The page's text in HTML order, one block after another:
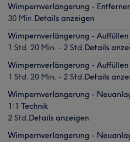
Wimpernverlängerung -
30 Min.Details anzeigen
Wimpernverlängerung - Auffüllen
1 Std. 20 Min. - 2 Std.Details
Wimpernverlängerung - Auffüllen
1 Std. 20 Min. - 2 Std.Details
Wimpernverlängerung -
1:1 Technik
2 Std.Details anzeigen
Wimpernverlängerung -